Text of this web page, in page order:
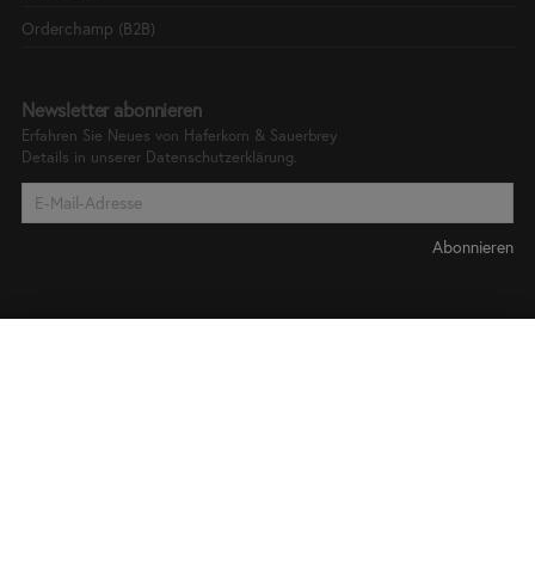
Orderchamp (B2B)
Newsletter abonnieren
Erfahren Sie Neues von Haferkorn & Sauerbrey
Details in unserer Datenschutzerklärung.